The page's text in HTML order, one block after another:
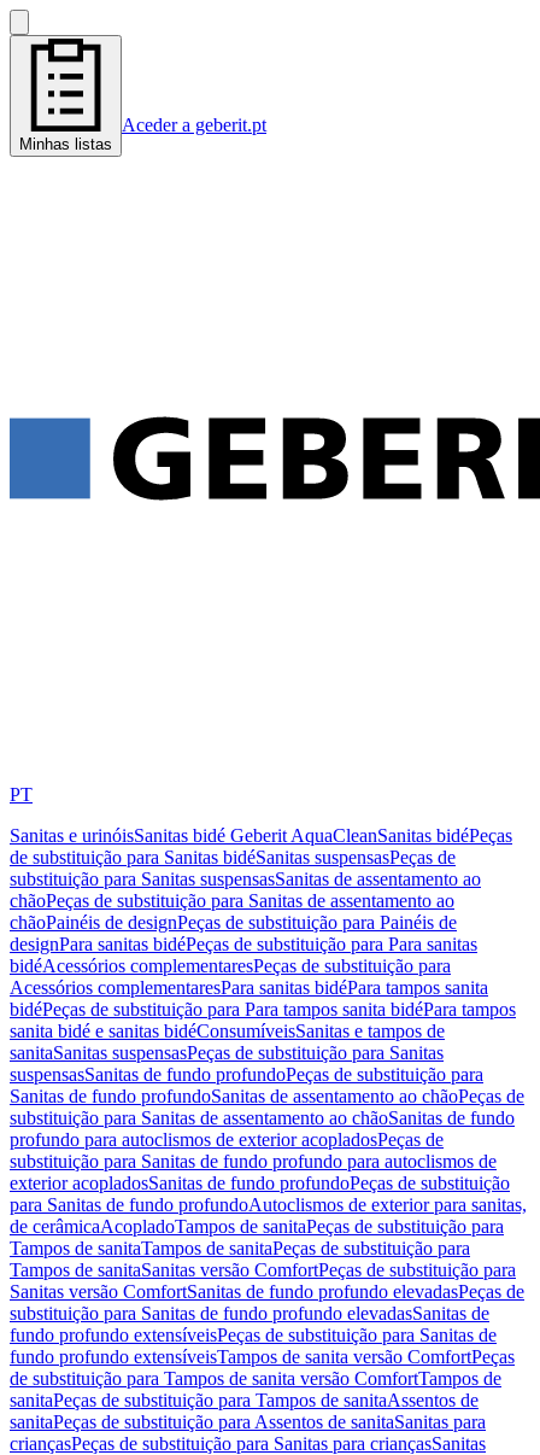
Minhas listas
Aceder a geberit.pt
PT
Sanitas e urinóisSanitas bidé Geberit AquaCleanSanitas bidéPeças
de substituição para Sanitas bidéSanitas suspensasPeças de
substituição para Sanitas suspensasSanitas de assentamento ao
chãoPeças de substituição para Sanitas de assentamento ao
chãoPainéis de designPeças de substituição para Painéis de
designPara sanitas bidéPeças de substituição para Para sanitas
bidéAcessórios complementaresPeças de substituição para
Acessórios complementaresPara sanitas bidéPara tampos sanita
bidéPeças de substituição para Para tampos sanita bidéPara tampos
sanita bidé e sanitas bidéConsumíveisSanitas e tampos de
sanitaSanitas suspensasPeças de substituição para Sanitas
suspensasSanitas de fundo profundoPeças de substituição para
Sanitas de fundo profundoSanitas de assentamento ao chãoPeças de
substituição para Sanitas de assentamento ao chãoSanitas de fundo
profundo para autoclismos de exterior acopladosPeças de
substituição para Sanitas de fundo profundo para autoclismos de
exterior acopladosSanitas de fundo profundoPeças de substituição
para Sanitas de fundo profundoAutoclismos de exterior para sanitas,
de cerâmicaAcopladoTampos de sanitaPeças de substituição para
Tampos de sanitaTampos de sanitaPeças de substituição para
Tampos de sanitaSanitas versão ComfortPeças de substituição para
Sanitas versão ComfortSanitas de fundo profundo elevadasPeças de
substituição para Sanitas de fundo profundo elevadasSanitas de
fundo profundo extensíveisPeças de substituição para Sanitas de
fundo profundo extensíveisTampos de sanita versão ComfortPeças
de substituição para Tampos de sanita versão ComfortTampos de
sanitaPeças de substituição para Tampos de sanitaAssentos de
sanitaPeças de substituição para Assentos de sanitaSanitas para
criançasPeças de substituição para Sanitas para criançasSanitas